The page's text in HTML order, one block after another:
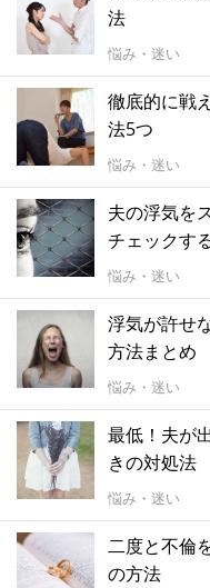
法
悩み・迷い
徹底的に戦
法5つ
悩み・迷い
夫の浮気を
チェックす
悩み・迷い
浮気が許せ
方法まとめ
悩み・迷い
最低！夫が
きの対処法
悩み・迷い
二度と不倫
の方法